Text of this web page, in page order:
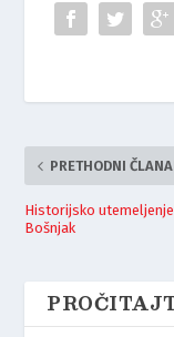
PRETHODNI
Historijsko
Bošnjak